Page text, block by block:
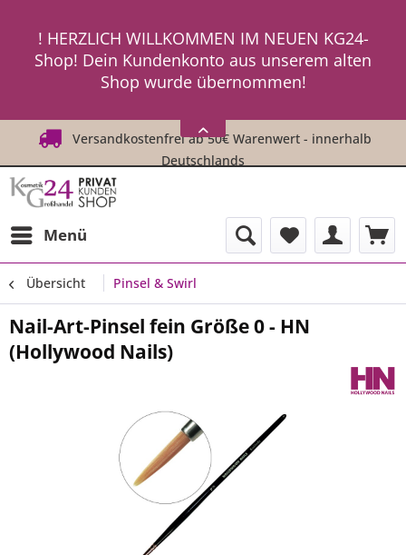
! HERZLICH WILLKOMMEN IM NEUEN KG24-
Shop! Dein Kundenkonto aus unserem alten
Shop wurde übernommen!
ein neues Passwort an ! ! !
Versandkostenfrei ab 50€ Warenwert - innerhalb
Deutschlands
Menü
Übersicht Pinsel & Swirl
Nail-Art-Pinsel fein Größe 0 - HN
(Hollywood Nails)